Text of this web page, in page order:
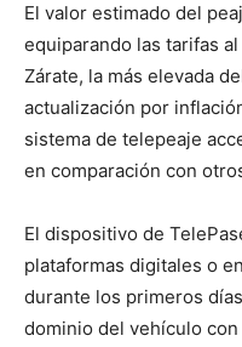
El valor estimado del
equiparando las tarifas
Zárate, la más elevada
actualización por
sistema de telepeaje
en comparación con
El dispositivo de
plataformas digitales o
durante los primeros
dominio del vehículo